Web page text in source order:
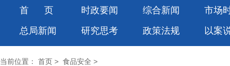
首 页 时政要闻 综合新闻
市场
总局新闻
研究思考 政策法规 以案
当前位置： 首页 > 食品安全 >